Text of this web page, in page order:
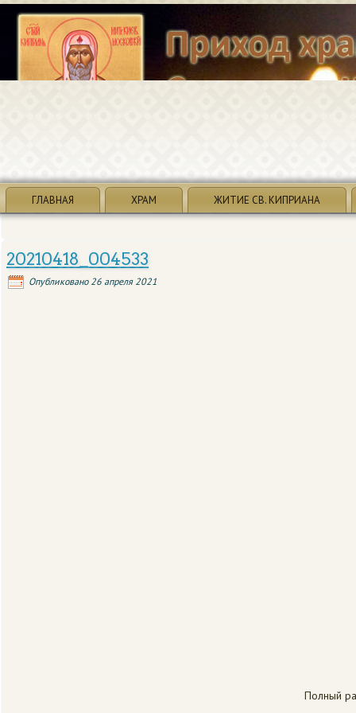
ГЛАВНАЯ ХРАМ ЖИТИЕ СВ. КИПРИАНА
20210418_004533
Опубликовано 26 апреля 2021
Полный